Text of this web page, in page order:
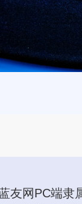
友网PC端隶